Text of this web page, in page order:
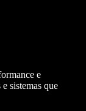
e
sistemas que